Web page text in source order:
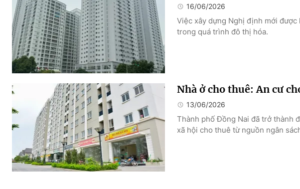
16/06/2026
Việc xây dựng Nghị định mới
trong quá trình đô thị hóa.
Nhà ở cho thuê: An cư
13/06/2026
Thành phố Đồng Nai đã trở thành
xã hội cho thuê từ nguồn ngân